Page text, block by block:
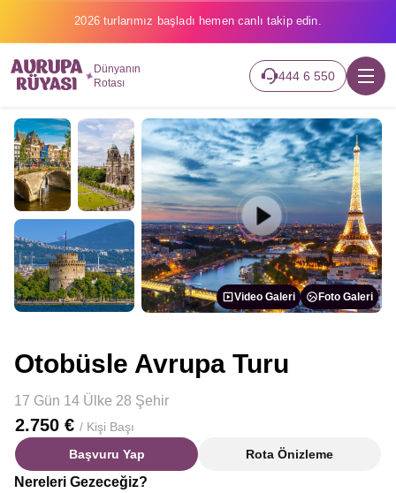
2026 turlarımız başladı hemen canlı takip edin.
Dünyanın
Rotası
444 6 550
Video Galeri Foto Galeri
Otobüsle Avrupa Turu
17 Gün 14 Ülke 28 Şehir
2.750 € / Kişi Başı
Başvuru Yap
Rota Önizleme
Nereleri Gezeceğiz?